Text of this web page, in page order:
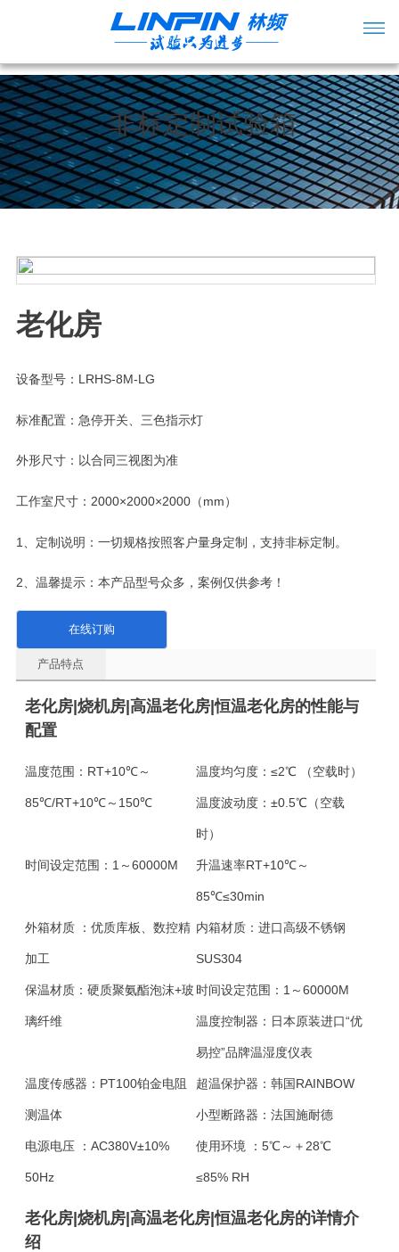
非标定制试验箱
老化房
设备型号：LRHS-8M-LG
标准配置：急停开关、三色指示灯
外形尺寸：以合同三视图为准
工作室尺寸：2000×2000×2000（mm）
1、定制说明：一切规格按照客户量身定制，支持非标定制。
2、温馨提示：本产品型号众多，案例仅供参考！
在线订购
产品特点
老化房|烧机房|高温老化房|恒温老化房的性能与
配置
温度范围： RT+10℃～
85℃/RT+10℃～150℃
温度均匀度： ≤2℃ （空载时）
温度波动度： ±0.5℃（空载
时）
时间设定范围： 1～60000M 升温速率RT+10℃～
85℃≤30min
外箱材质 ： 优质库板、数控精
加工
内箱材质： 进口高级不锈钢
SUS304
保温材质： 硬质聚氨酯泡沫+玻
璃纤维
时间设定范围： 1～60000M
温度控制器： 日本原装进口“优
易控”品牌温湿度仪表
温度传感器： PT100铂金电阻
测温体
超温保护器： 韩国RAINBOW
小型断路器： 法国施耐德
电源电压 ： AC380V±10%
50Hz
使用环境 ： 5℃～＋28℃
≤85% RH
老化房|烧机房|高温老化房|恒温老化房的详情介
绍